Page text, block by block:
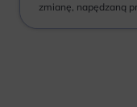
zmianę, napędzaną